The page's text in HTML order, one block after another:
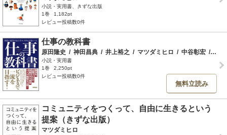
小説・実用書、きずな出版
1巻
1,182pt
レビュー投稿数0件
仕事の教科書
原田隆史 / 神田昌典 / 井上裕之 / マツダミヒロ / 中谷彰宏 / 赤
小説・実用書
1巻
2,250pt
レビュー投稿数0件
無料立読み
コミュニティをつくって、自由に生きるという
提案（きずな出版）
マツダミヒロ